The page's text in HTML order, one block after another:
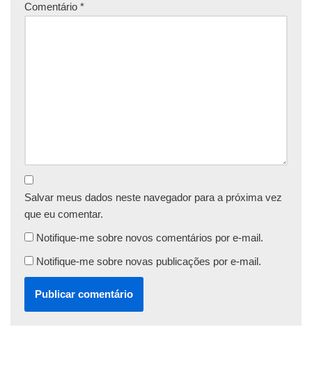
Comentário *
Salvar meus dados neste navegador para a próxima vez
que eu comentar.
Notifique-me sobre novos comentários por e-mail.
Notifique-me sobre novas publicações por e-mail.